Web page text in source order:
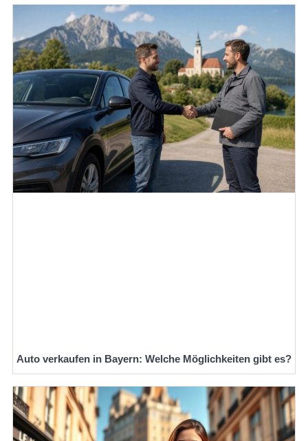
Auto verkaufen in Bayern: Welche Möglichkeiten gibt es?